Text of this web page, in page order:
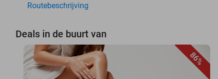
Routebeschrijving
Deals in de buurt van
86%